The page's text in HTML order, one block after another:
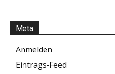
Meta
Anmelden
Eintrags-Feed